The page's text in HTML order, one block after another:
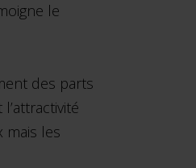
le
des parts
mais les